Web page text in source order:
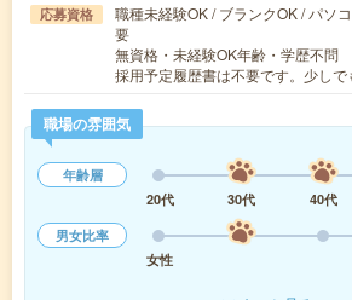
応募資格
職種未経験OK / ブランクOK / パソ
要
無資格・未経験OK年齢・学歴不
採用予定履歴書は不要です。少し
職場の雰囲気
年齢層
20代
30代 40代
男女比率
女性